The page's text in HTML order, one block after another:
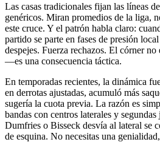
Las casas tradicionales fijan las líneas
genéricos. Miran promedios de la liga,
este cruce. Y el patrón habla claro:
partido se parte en fases de presión
despejes. Fuerza rechazos. El córner no
—es una consecuencia táctica.
En temporadas recientes, la dinámica
en derrotas ajustadas, acumuló más
sugería la cuota previa. La razón es
bandas con centros laterales y
Dumfries o Bisseck desvía al lateral se
de esquina. No necesitas una